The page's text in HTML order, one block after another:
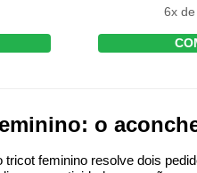
6x
o
tricot feminino resolve dois